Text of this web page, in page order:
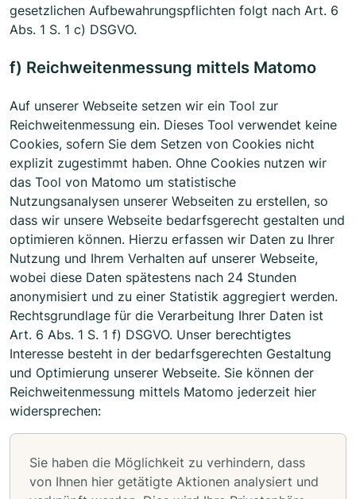
gesetzlichen Aufbewahrungspflichten folgt nach Art. 6
Abs. 1 S. 1 c) DSGVO.
f) Reichweitenmessung mittels Matomo
Auf unserer Webseite setzen wir ein Tool zur
Reichweitenmessung ein. Dieses Tool verwendet keine
Cookies, sofern Sie dem Setzen von Cookies nicht
explizit zugestimmt haben. Ohne Cookies nutzen wir
das Tool von Matomo um statistische
Nutzungsanalysen unserer Webseiten zu erstellen, so
dass wir unsere Webseite bedarfsgerecht gestalten und
optimieren können. Hierzu erfassen wir Daten zu Ihrer
Nutzung und Ihrem Verhalten auf unserer Webseite,
wobei diese Daten spätestens nach 24 Stunden
anonymisiert und zu einer Statistik aggregiert werden.
Rechtsgrundlage für die Verarbeitung Ihrer Daten ist
Art. 6 Abs. 1 S. 1 f) DSGVO. Unser berechtigtes
Interesse besteht in der bedarfsgerechten Gestaltung
und Optimierung unserer Webseite. Sie können der
Reichweitenmessung mittels Matomo jederzeit hier
widersprechen:
Sie haben die Möglichkeit zu verhindern, dass
von Ihnen hier getätigte Aktionen analysiert und